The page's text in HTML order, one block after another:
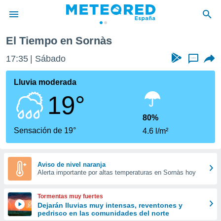
de
por
se
calidad.
a este
las
y
forma
digital
basada
El Tiempo en Sornàs
17:35 Sábado ...
Lluvia moderada
19°
Sensación de 19°
80%
4.6 l/m²
Aviso de nivel naranja
Alerta importante por altas temperaturas en Sornàs hoy
Tormentas muy fuertes
Dejarán lluvias muy intensas, reventones y
pedrisco en las comunidades del norte